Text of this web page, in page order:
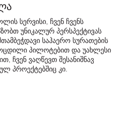
სროლა
კონცეფცია
სერვისი, ჩვენ ჩვენს
უნიკალურ პერსპექტივას
საჰაერო სურათების
პილოტებით და უახლესი
ჩვენ ვაღწევთ შესანიშნავ
პროექტებშიც კი.